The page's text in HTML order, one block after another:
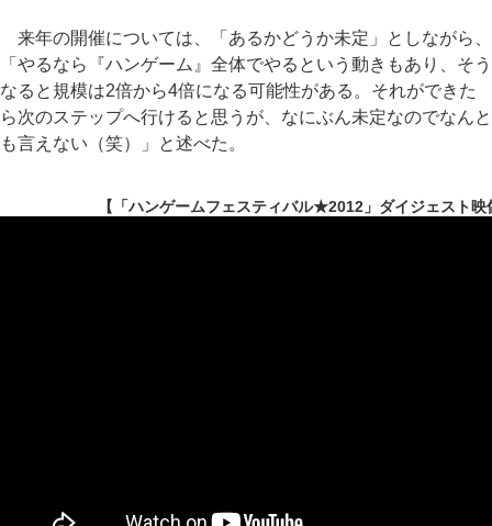
来年の開催については、「あるかどうか未定」としながら、
「やるなら『ハンゲーム』全体でやるという動きもあり、そう
なると規模は2倍から4倍になる可能性がある。それができた
ら次のステップへ行けると思うが、なにぶん未定なのでなんと
も言えない（笑）」と述べた。
【「ハンゲームフェスティバル★2012」ダイジェスト映